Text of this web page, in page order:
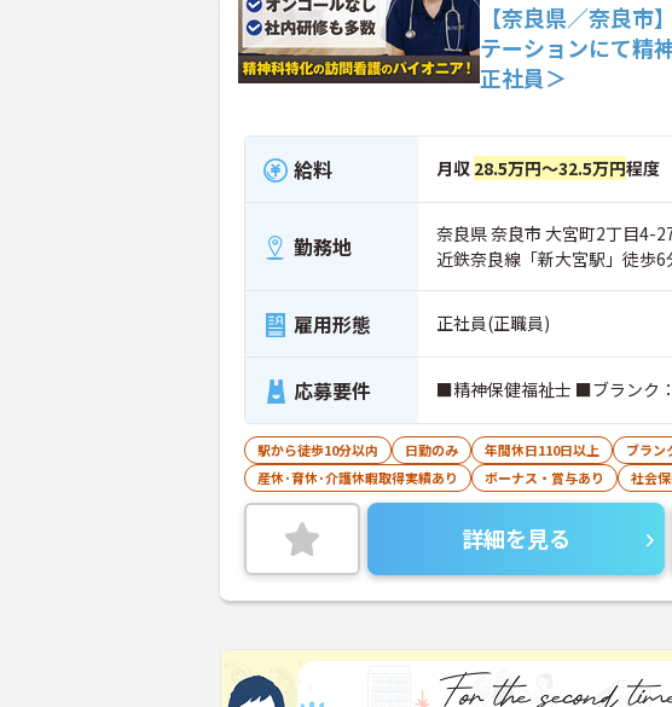
【奈良県／奈良
テーションにて精
正社員＞
給料 月収 28.5万円～32.5万円程度
勤務地
奈良県 奈良市 大宮町2丁目4-
近鉄奈良線「新大宮駅」徒歩6
雇用形態 正社員(正職員)
応募要件 ■精神保健福祉士 ■ブランク
駅から徒歩10分以内 日勤のみ 年間休日110日以上 ブラン
産休･育休･介護休暇取得実績あり
ボーナス・賞与あり 社会
詳細を見る